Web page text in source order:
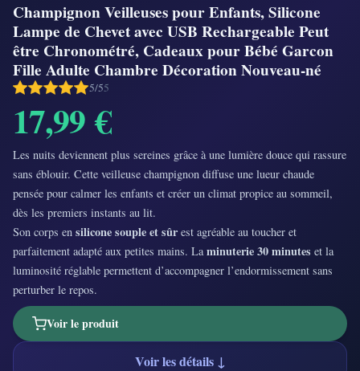
Champignon Veilleuses pour Enfants, Silicone
Lampe de Chevet avec USB Rechargeable Peut
être Chronométré, Cadeaux pour Bébé Garcon
Fille Adulte Chambre Décoration Nouveau-né
5/55
17,99 €
Les nuits deviennent plus sereines grâce à une lumière douce qui rassure
sans éblouir. Cette veilleuse champignon diffuse une lueur chaude
pensée pour calmer les enfants et créer un climat propice au sommeil,
dès les premiers instants au lit.
Son corps en silicone souple et sûr est agréable au toucher et
parfaitement adapté aux petites mains. Laminuterie 30 minutes et la
luminosité réglable permettent d’accompagner l’endormissement sans
perturber le repos.
Voir le produit
Voir les détails ↓